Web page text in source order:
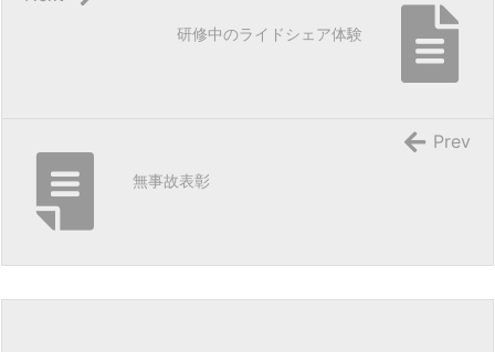
研修中のライドシェア体験
無事故表彰
Prev